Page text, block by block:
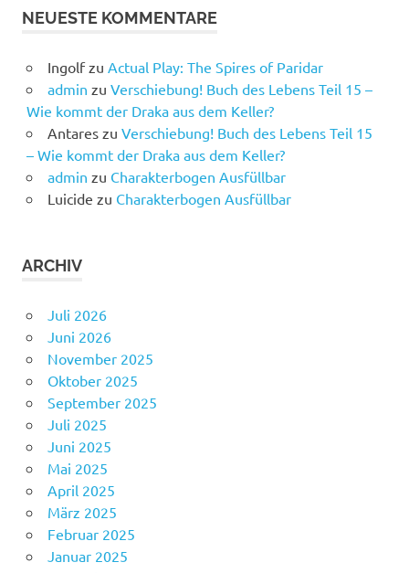
NEUESTE KOMMENTARE
Ingolfzu Actual Play: The Spires of Paridar
admin zu Verschiebung! Buch des Lebens Teil 15 –
Wie kommt der Draka aus dem Keller?
Antareszu Verschiebung! Buch des Lebens Teil 15
– Wie kommt der Draka aus dem Keller?
admin zu Charakterbogen Ausfüllbar
Luicide zu Charakterbogen Ausfüllbar
ARCHIV
Juli 2026
Juni 2026
November 2025
Oktober 2025
September 2025
Juli 2025
Juni 2025
Mai 2025
April 2025
März 2025
Februar 2025
Januar 2025